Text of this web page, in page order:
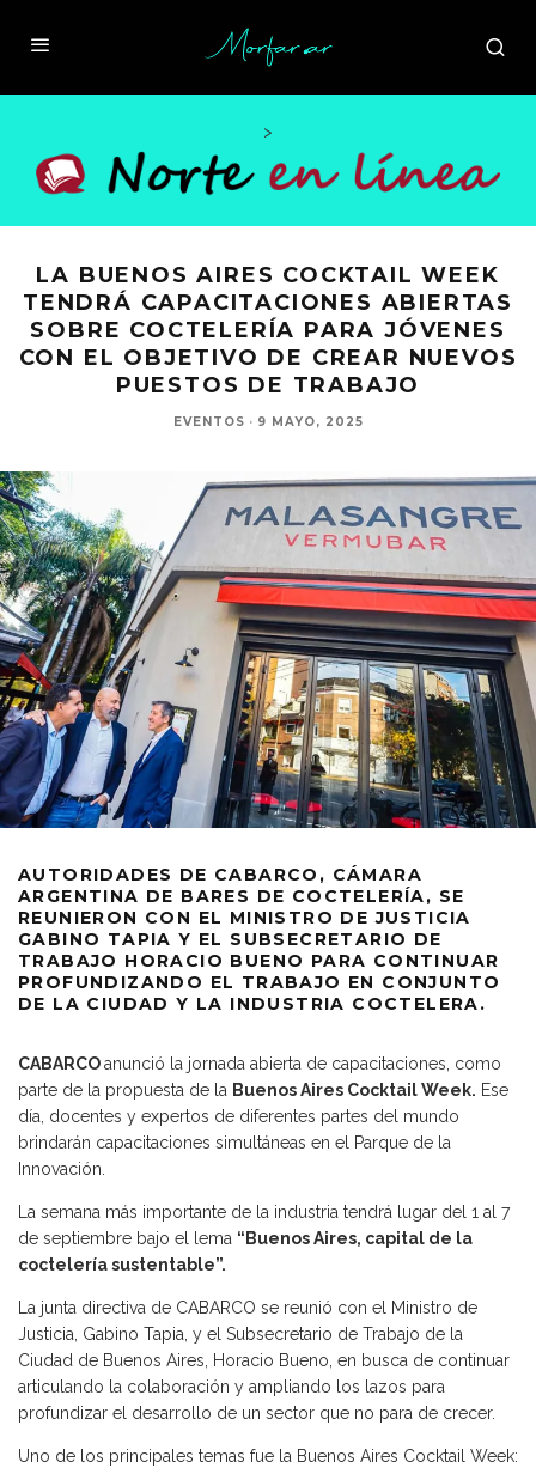
>
LA BUENOS AIRES COCKTAIL WEEK
TENDRÁ CAPACITACIONES ABIERTAS
SOBRE COCTELERÍA PARA JÓVENES
CON EL OBJETIVO DE CREAR NUEVOS
PUESTOS DE TRABAJO
EVENTOS · 9 MAYO, 2025
AUTORIDADES DE CABARCO, CÁMARA
ARGENTINA DE BARES DE COCTELERÍA, SE
REUNIERON CON EL MINISTRO DE JUSTICIA
GABINO TAPIA Y EL SUBSECRETARIO DE
TRABAJO HORACIO BUENO PARA CONTINUAR
PROFUNDIZANDO EL TRABAJO EN CONJUNTO
DE LA CIUDAD Y LA INDUSTRIA COCTELERA.
CABARCOanunció la jornada abierta de capacitaciones, como
parte de la propuesta de la Buenos Aires Cocktail Week. Ese
día, docentes y expertos de diferentes partes del mundo
brindarán capacitaciones simultáneas en el Parque de la
Innovación.
La semana más importante de la industria tendrá lugar del 1 al 7
de septiembre bajo el lema “Buenos Aires, capital de la
coctelería sustentable”.
La junta directiva de CABARCO se reunió con el Ministro de
Justicia, Gabino Tapia, y el Subsecretario de Trabajo de la
Ciudad de Buenos Aires, Horacio Bueno, en busca de continuar
articulando la colaboración y ampliando los lazos para
profundizar el desarrollo de un sector que no para de crecer.
Uno de los principales temas fue la Buenos Aires Cocktail Week: